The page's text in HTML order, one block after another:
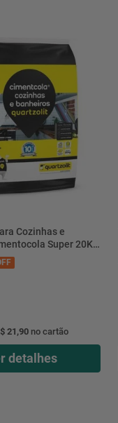
412|2014
Cozinhas e
Super 20KG
- Quartzolit
21,90 no cartão
detalhes